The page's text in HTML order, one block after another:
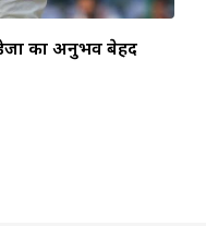
का अनुभव बेहद